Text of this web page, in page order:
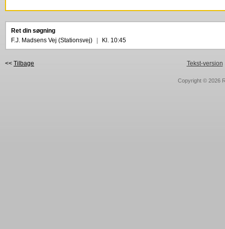
Ret din søgning
F.J. Madsens Vej (Stationsvej)
Kl. 10:45
<< Tilbage Tekst-version
Copyright © 2026